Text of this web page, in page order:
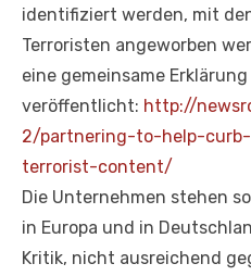
identifiziert werden, mit
Terroristen angeworben
eine gemeinsame Erklärung
veröffentlicht: http://
2/partnering-to-help-
terrorist-content/
Die Unternehmen stehen
in Europa und in
Kritik, nicht ausreichend